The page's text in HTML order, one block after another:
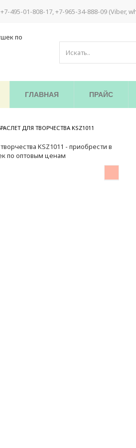
+7-495-01-808-17, +7-965-34-888-09 (Viber,
ГЛАВНАЯ ПРАЙС
ДЛЯ ТВОРЧЕСТВА KSZ1011